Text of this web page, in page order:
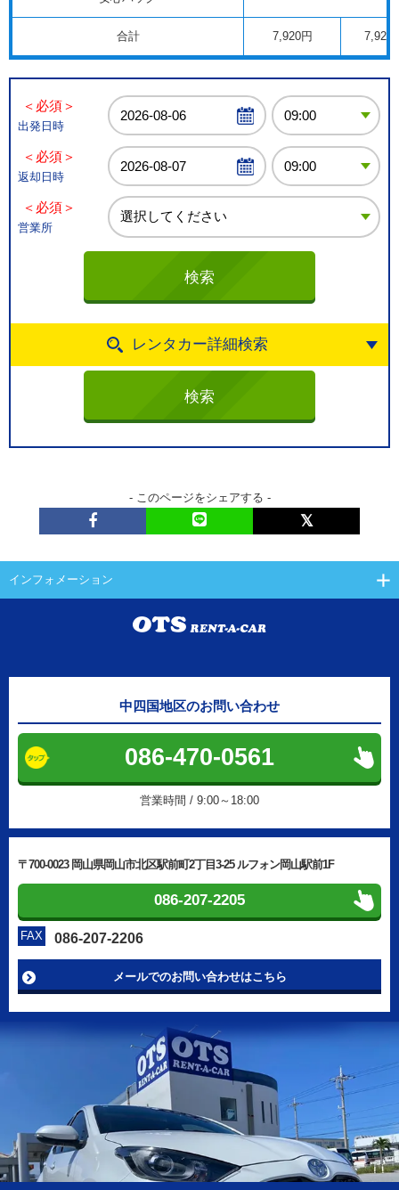
合計 7,920円 7,920
＜必須＞
出発日時
＜必須＞
返却日時
＜必須＞
営業所
レンタカー詳細検索
- このページをシェアする -
インフォメーション
中四国地区のお問い合わせ
086-470-0561
営業時間 / 9:00～18:00
〒700-0023 岡山県岡山市北区駅前町2丁目3-25 ルフォン岡山駅前1F
086-207-2205
FAX 086-207-2206
メールでのお問い合わせはこちら